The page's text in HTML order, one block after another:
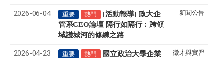
2026-06-04 重要 熱門
[活動報導] 政大企
管系CEO論壇 隔行如隔行：跨領
域護城河的修練之路
新聞公告
2026-04-23 重要 熱門
國立政治大學企業
徵才與實習